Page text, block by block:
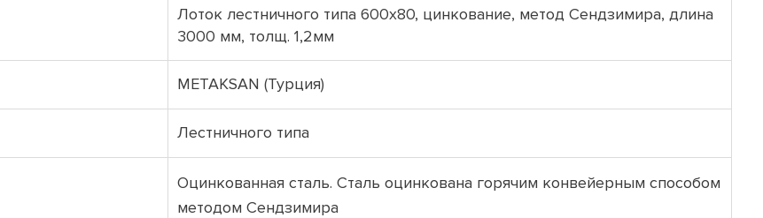
Лоток лестничного типа 600х80, цинкование, метод Сендзимира, длина
3000 мм, толщ. 1,2мм
METAKSAN (Турция)
Лестничного типа
Оцинкованная сталь. Сталь оцинкована горячим конвейерным способом
методом Сендзимира